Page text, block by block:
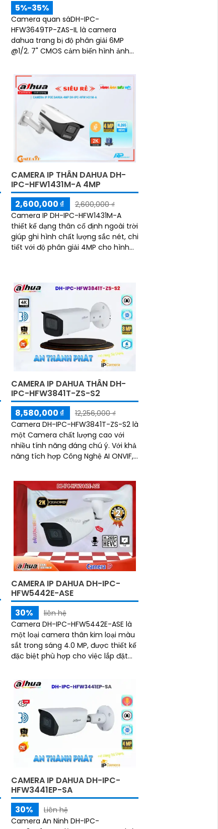
5%-35%
Camera quan sáDH-IPC-
HFW3649TP-ZAS-IL là camera
dahua trang bị độ phân giải 6MP
@1/2. 7" CMOS cảm biến hình ảnh
Chế độ hồng ngoại và led trợ...
CAMERA IP THÂN DAHUA DH-
IPC-HFW1431M-A 4MP
2,600,000 ₫
2,600,000 ₫
Camera IP DH-IPC-HFW1431M-A
thiết kế dạng thân cố định ngoài trời
giúp ghi hình chất lượng sắc nét, chi
tiết với độ phân giải 4MP cho hình
đó là tính năng phát hiện con người
giúp bảo vệ an ninh hiệu quả
CAMERA IP DAHUA THÂN DH-
IPC-HFW3841T-ZS-S2
8,580,000 ₫
12,256,000 ₫
Camera DH-IPC-HFW3841T-ZS-S2 là
một Camera chất lượng cao với
nhiều tính năng đáng chú ý. Với khả
năng tích hợp Công Nghệ AI ONVIF,
minh, tối ưu hóa hiệu suất của hệ
thống
CAMERA IP DAHUA DH-IPC-
HFW5442E-ASE
30%
liên hệ
Camera DH-IPC-HFW5442E-ASE là
một loại camera thân kim loại màu
sắt trong sáng 4.0 MP, được thiết kế
đặc biệt phù hợp cho việc lắp đặt
CAMERA IP DAHUA DH-IPC-
HFW3441EP-SA
30%
Liên hệ
Camera An Ninh DH-IPC-